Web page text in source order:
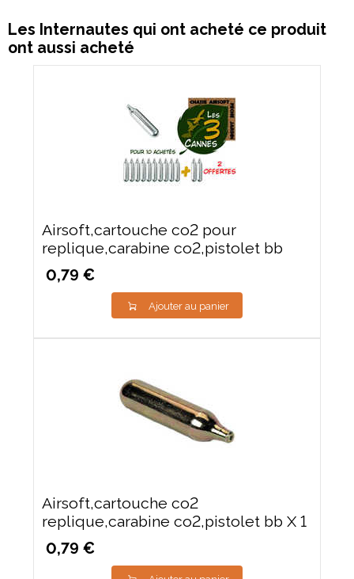
Les Internautes qui ont acheté ce produit
ont aussi acheté
Airsoft,cartouche co2 pour
replique,carabine co2,pistolet bb
0,79 €
Ajouter au panier
Airsoft,cartouche co2
replique,carabine co2,pistolet bb X 1
0,79 €